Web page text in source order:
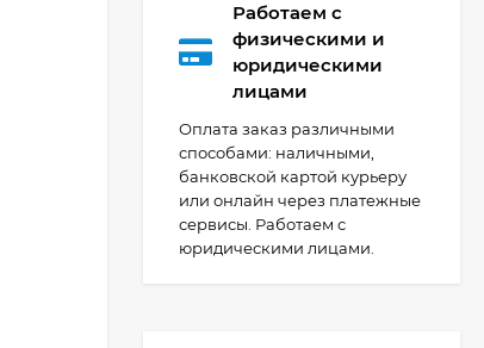
Работаем с
физическими и
юридическими
лицами
Оплата заказ различными
способами: наличными,
банковской картой курьеру
или онлайн через платежные
сервисы. Работаем с
юридическими лицами.